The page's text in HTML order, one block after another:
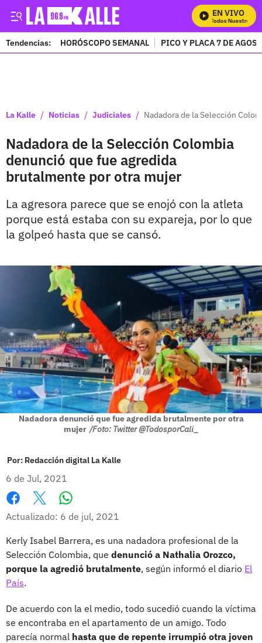
EN VIVO
Mira Todos Nuestros
Tendencias: HORÓSCOPO SEMANAL PICO Y PLACA 7 DE
La Kalle / Noticias / Judiciales / Nadadora de la Selección
Nadadora de la Selección Colombia
denunció que fue agredida
brutalmente por otra mujer
La agresora parece que se enojó con la atleta
porque está estaba con su expareja, por lo que
la golpeó hasta que se cansó.
Nadadora denunció que fue agredida brutalmente por otra
mujer /Foto: Twitter @TodosporCali_
Por: Redacción digital La Kalle
6 de Jul, 2021
Facebook
X
Actualizado: 6 de jul, 2021
Kerly Isabel Barrera, es una nadadora profesional de la
Selección Colombia, que denunció a Nathalia Orozco,
porque la agredió brutalmente, según informó el diario El
País.
De acuerdo con la el medio, todo sucedió cuando la víctima
se encontraba en el apartamento de un amigo. Todo
parecía normal hasta que de repente irrumpió otra joven